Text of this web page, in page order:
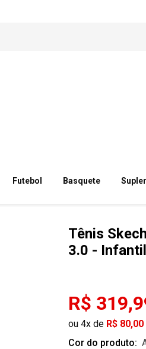
Futebol Basquete
Tênis
3.0 - Infantil
R$
ou 4x de R$ 80,00
Cor do produto: